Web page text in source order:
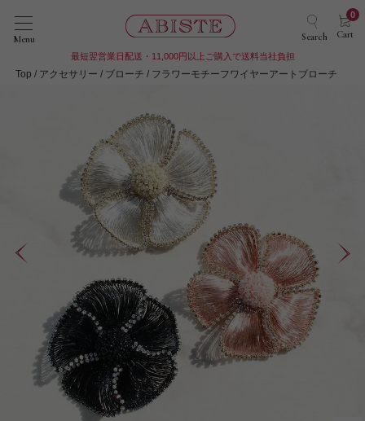
Menu Search Cart
0
最短翌営業日配送・11,000円以上ご購入で送料当社負担
Top アクセサリー ブローチ フラワーモチーフワイヤーアートブローチ